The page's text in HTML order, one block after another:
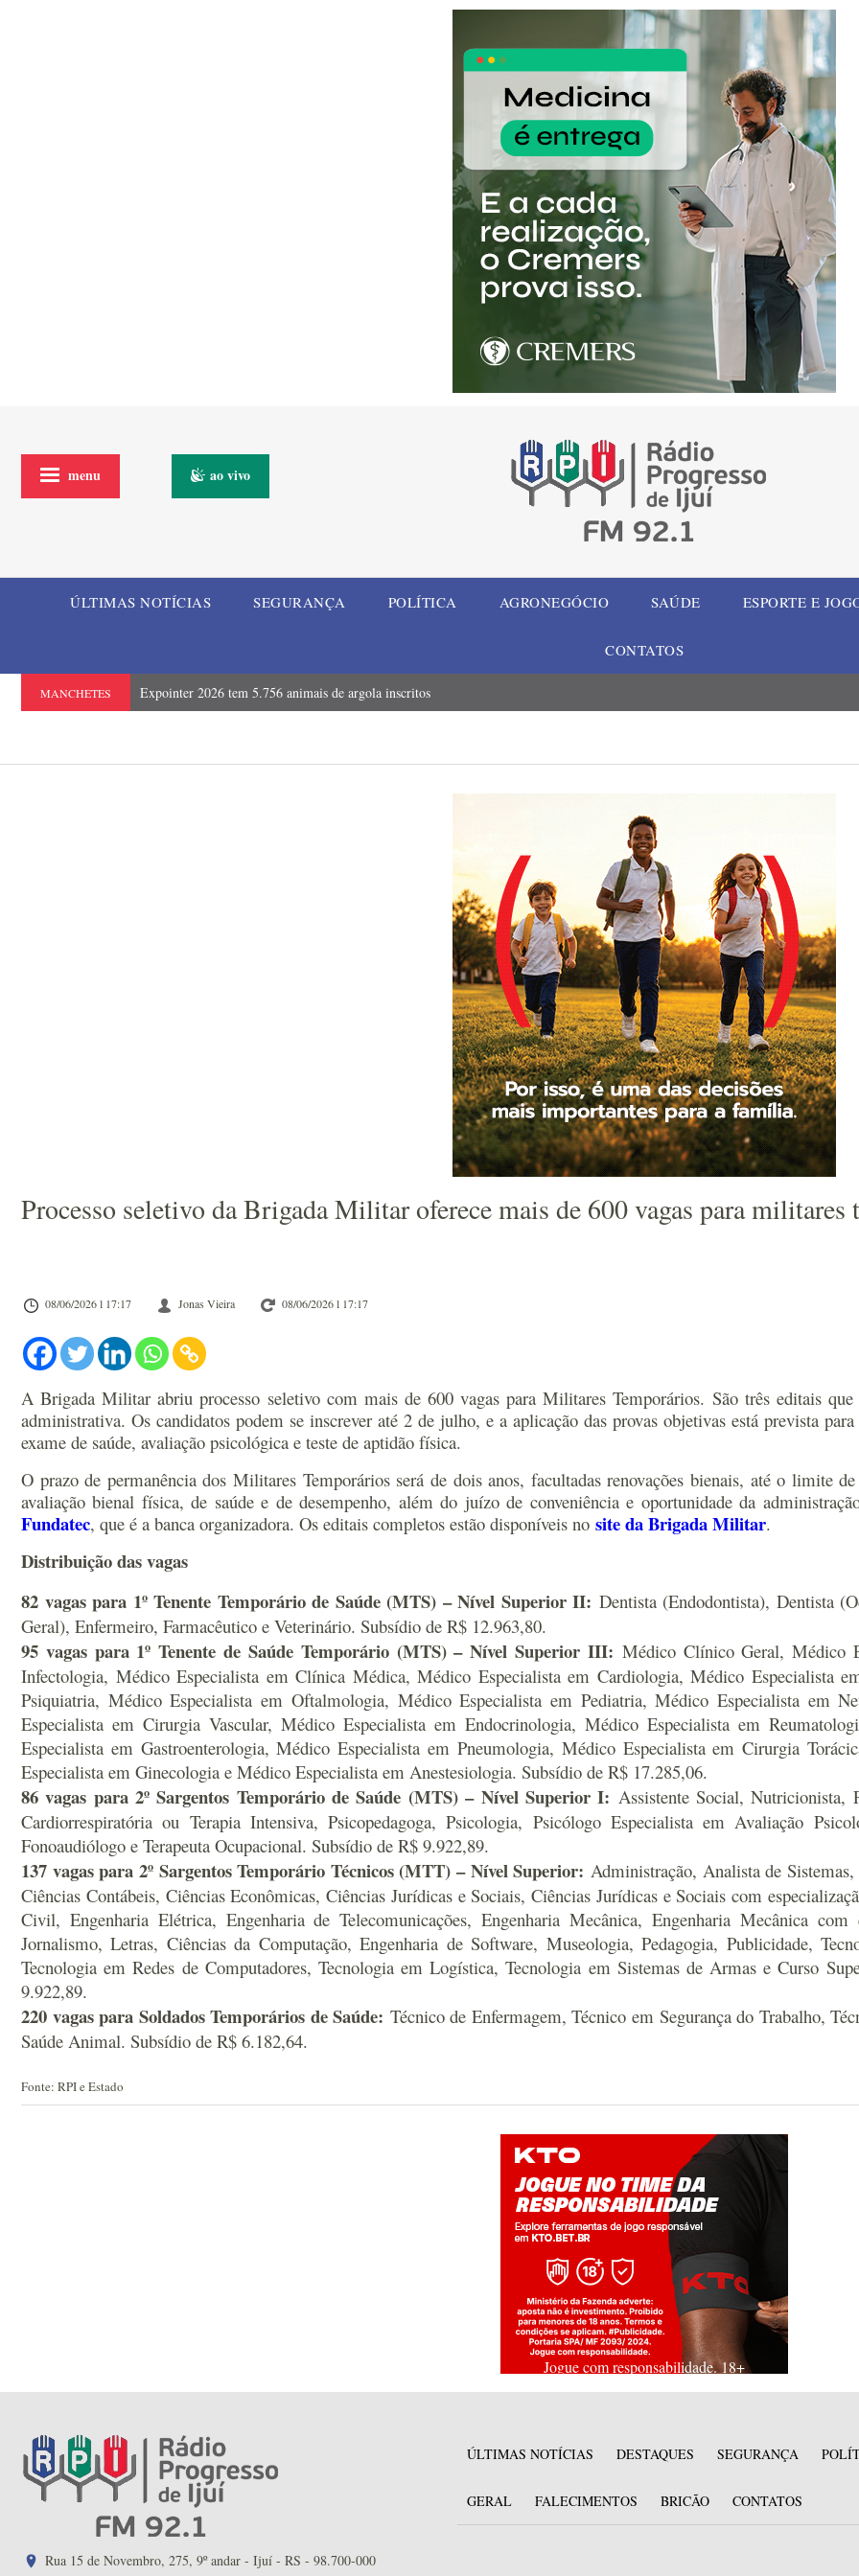
menu ao vivo
ÚLTIMAS NOTÍCIAS SEGURANÇA POLÍTICA AGRONEGÓCIO SAÚDE ESPORTE E
CONTATOS
MANCHETES Expointer 2026 tem 5.756 animais de argola inscritos
Processo seletivo da Brigada Militar oferece mais de 600 vagas para militares
08/06/2026 l 17:17 Jonas Vieira 08/06/2026 l 17:17
A Brigada Militar abriu processo seletivo com mais de 600 vagas para Militares Temporários. São três editais
administrativa. Os candidatos podem se inscrever até 2 de julho, e a aplicação das provas objetivas está prevista
exame de saúde, avaliação psicológica e teste de aptidão física.
O prazo de permanência dos Militares Temporários será de dois anos, facultadas renovações bienais, até o limite
avaliação bienal física, de saúde e de desempenho, além do juízo de conveniência e oportunidade da
Fundatec, que é a banca organizadora. Os editais completos estão disponíveis no site da Brigada Militar.
Distribuição das vagas
82 vagas para 1º Tenente Temporário de Saúde (MTS) – Nível Superior II: Dentista (Endodontista), Dentista
Geral), Enfermeiro, Farmacêutico e Veterinário. Subsídio de R$ 12.963,80.
95 vagas para 1º Tenente de Saúde Temporário (MTS) – Nível Superior III: Médico Clínico Geral, Médico
Infectologia, Médico Especialista em Clínica Médica, Médico Especialista em Cardiologia, Médico Especialista
Psiquiatria, Médico Especialista em Oftalmologia, Médico Especialista em Pediatria, Médico Especialista em
Especialista em Cirurgia Vascular, Médico Especialista em Endocrinologia, Médico Especialista em
Especialista em Gastroenterologia, Médico Especialista em Pneumologia, Médico Especialista em Cirurgia
Especialista em Ginecologia e Médico Especialista em Anestesiologia. Subsídio de R$ 17.285,06.
86 vagas para 2º Sargentos Temporário de Saúde (MTS) – Nível Superior I: Assistente Social, Nutricionista,
Cardiorrespiratória ou Terapia Intensiva, Psicopedagoga, Psicologia, Psicólogo Especialista em Avaliação
Fonoaudiólogo e Terapeuta Ocupacional. Subsídio de R$ 9.922,89.
137 vagas para 2º Sargentos Temporário Técnicos (MTT) – Nível Superior: Administração, Analista de
Ciências Contábeis, Ciências Econômicas, Ciências Jurídicas e Sociais, Ciências Jurídicas e Sociais com
Civil, Engenharia Elétrica, Engenharia de Telecomunicações, Engenharia Mecânica, Engenharia Mecânica
Jornalismo, Letras, Ciências da Computação, Engenharia de Software, Museologia, Pedagogia, Publicidade,
Tecnologia em Redes de Computadores, Tecnologia em Logística, Tecnologia em Sistemas de Armas e Curso
9.922,89.
220 vagas para Soldados Temporários de Saúde: Técnico de Enfermagem, Técnico em Segurança do Trabalho,
Saúde Animal. Subsídio de R$ 6.182,64.
Fonte: RPI e Estado
Jogue com responsabilidade. 18+
Rua 15 de Novembro, 275, 9º andar - Ijuí - RS - 98.700-000
ÚLTIMAS NOTÍCIAS DESTAQUES SEGURANÇA
GERAL FALECIMENTOS BRICÃO CONTATOS